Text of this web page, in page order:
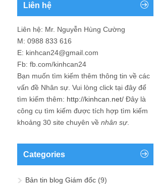
Liên hệ
Liên hệ: Mr. Nguyễn Hùng Cường
M: 0988 833 616
E: kinhcan24@gmail.com
Fb: fb.com/kinhcan24
Bạn muốn tìm kiếm thêm thông tin về các
vấn đề Nhân sự . Vui lòng click tại đây để
tìm kiếm thêm: http://kinhcan.net/ Đây là
công cụ tìm kiếm được tích hợp tìm kiếm
khoảng 30 site chuyên về nhân sự.
Categories
Bản tin blog Giám đốc (9)